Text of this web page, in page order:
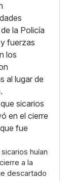
la Policía
fuerzas
los
al lugar de
huían
a la
descartado